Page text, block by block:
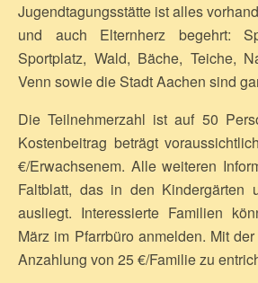
Jugendtagungsstätte ist alles
und auch Elternherz begehrt:
Sportplatz, Wald, Bäche, Teiche,
Venn sowie die Stadt Aachen sind
Die Teilnehmerzahl ist auf 50
Kostenbeitrag beträgt
€/Erwachsenem. Alle weiteren
Faltblatt, das in den Kindergärten
ausliegt. Interessierte Familien
März im Pfarrbüro anmelden. Mit
Anzahlung von 25 €/Familie zu